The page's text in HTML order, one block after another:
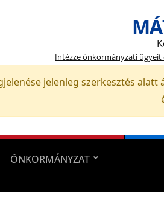
Intézze önkormányzati
jelenleg szerkesztés
ÖNKORMÁNYZAT